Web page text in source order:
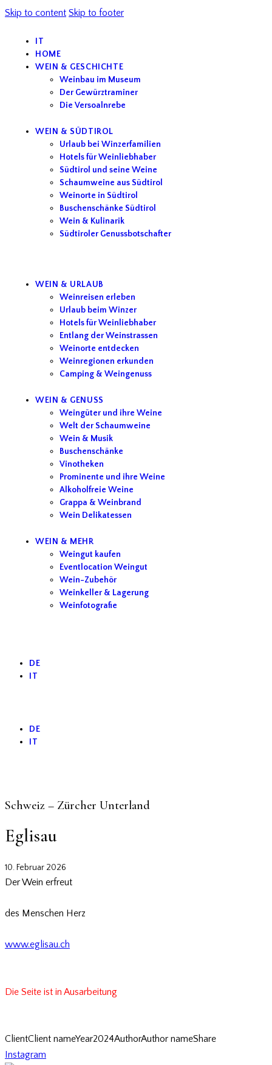
Skip to content Skip to footer
IT
HOME
WEIN & GESCHICHTE
Weinbau im Museum
Der Gewürztraminer
Die Versoalnrebe
WEIN & SÜDTIROL
Urlaub bei Winzerfamilien
Hotels für Weinliebhaber
Südtirol und seine Weine
Schaumweine aus Südtirol
Weinorte in Südtirol
Buschenschänke Südtirol
Wein & Kulinarik
Südtiroler Genussbotschafter
WEIN & URLAUB
Weinreisen erleben
Urlaub beim Winzer
Hotels für Weinliebhaber
Entlang der Weinstrassen
Weinorte entdecken
Weinregionen erkunden
Camping & Weingenuss
WEIN & GENUSS
Weingüter und ihre Weine
Welt der Schaumweine
Wein & Musik
Buschenschänke
Vinotheken
Prominente und ihre Weine
Alkoholfreie Weine
Grappa & Weinbrand
Wein Delikatessen
WEIN & MEHR
Weingut kaufen
Eventlocation Weingut
Wein-Zubehör
Weinkeller & Lagerung
Weinfotografie
DE
IT
DE
IT
Schweiz – Zürcher Unterland
Eglisau
10. Februar 2026
Der Wein erfreut
des Menschen Herz
www.eglisau.ch
Die Seite ist in Ausarbeitung
ClientClient nameYear2024AuthorAuthor nameShare
Instagram